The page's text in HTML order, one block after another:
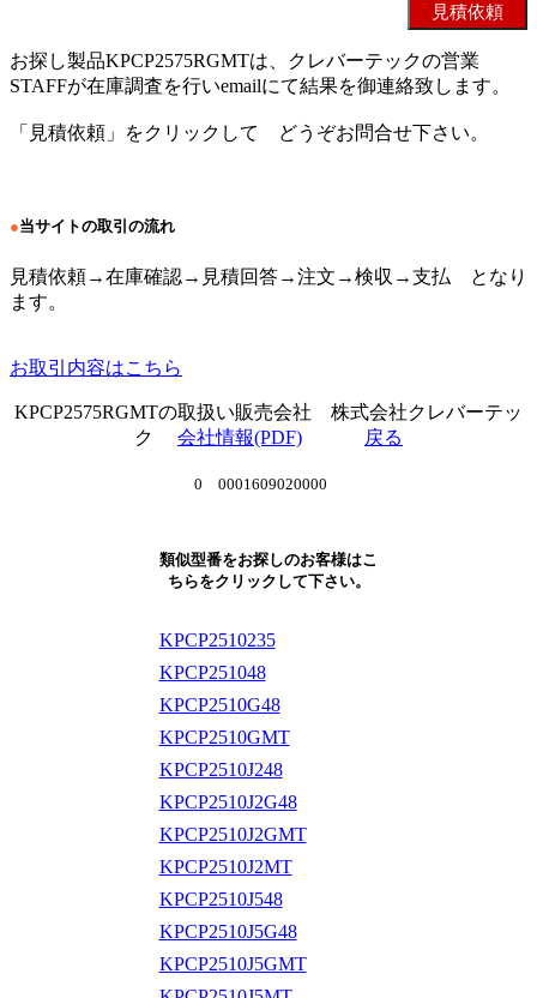
お探し製品KPCP2575RGMTは、クレバーテックの営業
STAFFが在庫調査を行いemailにて結果を御連絡致します。
「見積依頼」をクリックして どうぞお問合せ下さい。
●当サイトの取引の流れ
見積依頼→在庫確認→見積回答→注文→検収→支払 となり
ます。
お取引内容はこちら
KPCP2575RGMTの取扱い販売会社 株式会社クレバーテッ
ク 会社情報(PDF) 戻る
0 0001609020000
類似型番をお探しのお客様はこ
ちらをクリックして下さい。
KPCP2510235
KPCP251048
KPCP2510G48
KPCP2510GMT
KPCP2510J248
KPCP2510J2G48
KPCP2510J2GMT
KPCP2510J2MT
KPCP2510J548
KPCP2510J5G48
KPCP2510J5GMT